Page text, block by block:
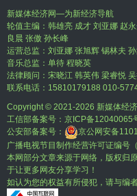
新媒体经济网—为新经济导航
轮值主编：韩雄亮 成才 刘亚娜 赵
良晨 张傲 孙长峰
运营总监：刘亚娜 张旭辉 锡林夫
音乐总监：单待 程晓英
法律顾问：宋晓江 韩英伟 梁睿悦
联系电话：15810179188 010-
Copyright © 2021-2026 新媒体经
工信部备案号： 京ICP备12040065
公安部备案号：
京公网安备
广播电视节目制作经营许可证编号
本网部分文章来源于网络，版权归
于让更多网友分享学习！
如认为您的权益有所侵犯，请与编